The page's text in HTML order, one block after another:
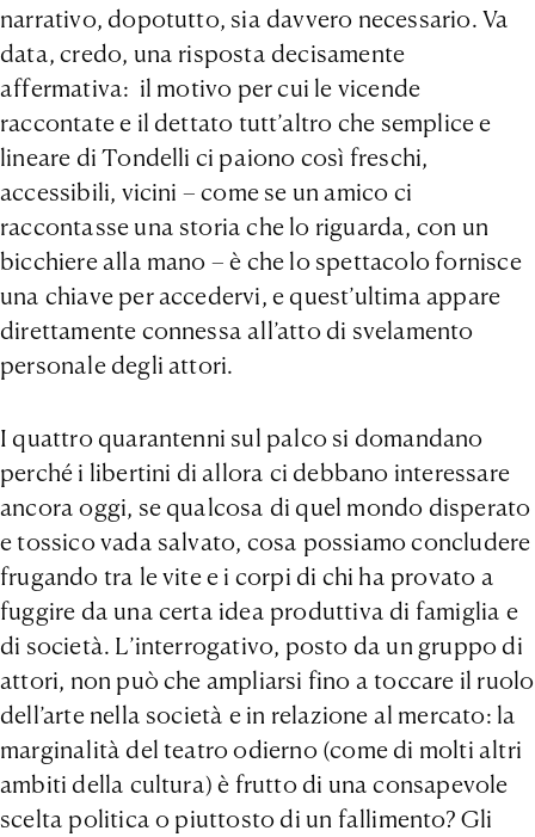
narrativo, dopotutto, sia davvero necessario. Va
data, credo, una risposta decisamente
affermativa: il motivo per cui le vicende
raccontate e il dettato tutt’altro che semplice e
lineare di Tondelli ci paiono così freschi,
accessibili, vicini – come se un amico ci
raccontasse una storia che lo riguarda, con un
bicchiere alla mano – è che lo spettacolo fornisce
una chiave per accedervi, e quest’ultima appare
direttamente connessa all’atto di svelamento
personale degli attori.
I quattro quarantenni sul palco si domandano
perché i libertini di allora ci debbano interessare
ancora oggi, se qualcosa di quel mondo disperato
e tossico vada salvato, cosa possiamo concludere
frugando tra le vite e i corpi di chi ha provato a
fuggire da una certa idea produttiva di famiglia e
di società. L’interrogativo, posto da un gruppo di
attori, non può che ampliarsi fino a toccare il ruolo
dell’arte nella società e in relazione al mercato: la
marginalità del teatro odierno (come di molti altri
ambiti della cultura) è frutto di una consapevole
scelta politica o piuttosto di un fallimento? Gli